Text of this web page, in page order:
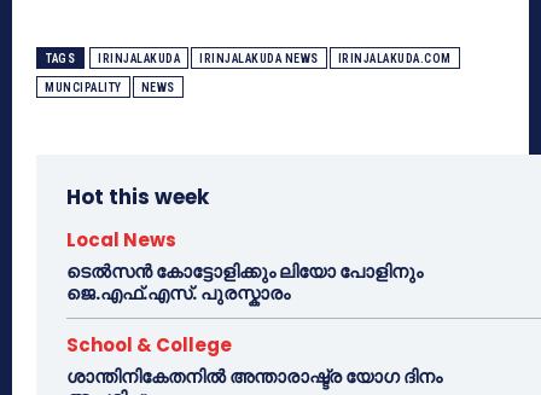
TAGS IRINJALAKUDA IRINJALAKUDA NEWS IRINJALAKUDA.COM
MUNCIPALITY NEWS
Hot this week
Local News
ടെൽസൻ കോട്ടോളിക്കും ലിയോ പോളിനും
ജെ.എഫ്.എസ്. പുരസ്കാരം
School & College
ശാന്തിനികേതനിൽ അന്താരാഷ്ട്ര യോഗ ദിനം